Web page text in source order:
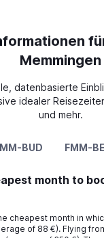
Memmingen
datenbasierte
idealer
und mehr.
BUD FMM-
month to
cheapest month in
of 88 €). Flying